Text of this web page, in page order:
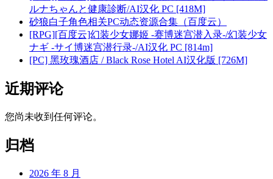
ルナちゃんと健康診断/AI汉化 PC [418M]
砂狼白子角色相关PC动态资源合集（百度云）
[RPG][百度云]幻装少女娜姬 -赛博迷宫潜入录-/幻装少女
ナギ -サイ博迷宫潜行录-/AI汉化 PC [814m]
[PC] 黑玫瑰酒店 / Black Rose Hotel AI汉化版 [726M]
近期评论
您尚未收到任何评论。
归档
2026 年 8 月